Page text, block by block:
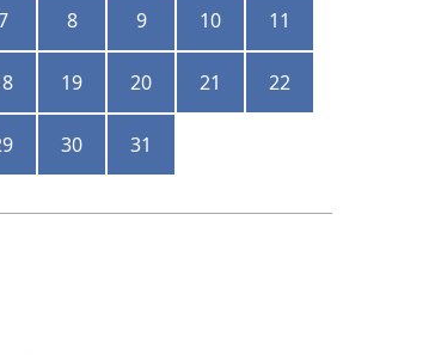
8 9 10 11
19 20 21 22
30 31